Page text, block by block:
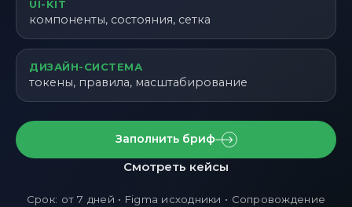
UI-KIT
компоненты, состояния, сетка
ДИЗАЙН-СИСТЕМА
токены, правила, масштабирование
Заполнить бриф
Смотреть кейсы
Срок: от 7 дней • Figma исходники • Сопровождение